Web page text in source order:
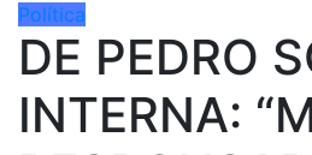
Política
DE PEDRO
INTERNA: